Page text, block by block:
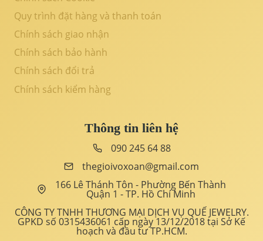
Quy trình đặt hàng và thanh toán
Chính sách giao nhận
Chính sách bảo hành
Chính sách đổi trả
Chính sách kiểm hàng
Thông tin liên hệ
090 245 64 88
thegioivoxoan@gmail.com
166 Lê Thánh Tôn - Phường Bến Thành
Quận 1 - TP. Hồ Chí Minh
CÔNG TY TNHH THƯƠNG MẠI DỊCH VỤ QUẾ JEWELRY.
GPKD số 0315436061 cấp ngày 13/12/2018 tại Sở Kế
hoạch và đầu tư TP.HCM.